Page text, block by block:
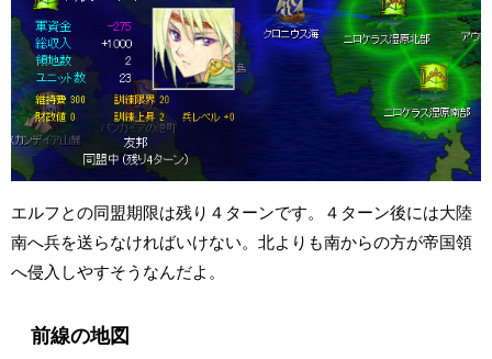
エルフとの同盟期限は残り４ターンです。４ターン後には大陸
南へ兵を送らなければいけない。北よりも南からの方が帝国領
へ侵入しやすそうなんだよ。
前線の地図